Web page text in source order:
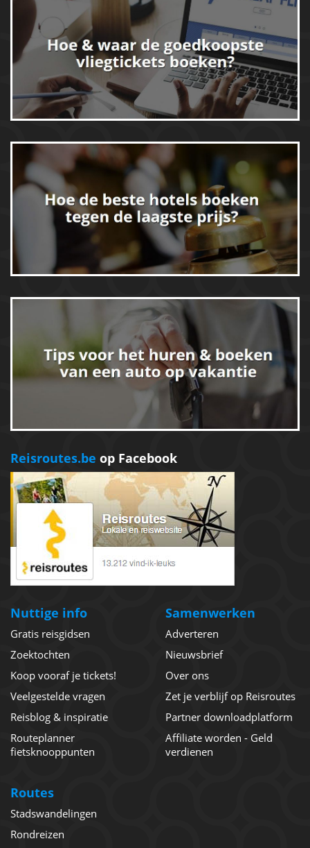
Reisroutes.be op Facebook
Nuttige info
Gratis reisgidsen
Zoektochten
Koop vooraf je tickets!
Veelgestelde vragen
Reisblog & inspiratie
Routeplanner
fietsknooppunten
Samenwerken
Adverteren
Nieuwsbrief
Over ons
Zet je verblijf op Reisroutes
Partner downloadplatform
Affiliate worden - Geld
verdienen
Routes
Stadswandelingen
Rondreizen